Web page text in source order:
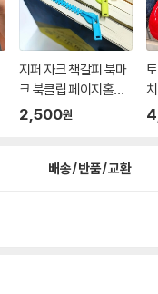
지퍼 자크 책갈피 북마
크 북클립 페이지홀더
독...
2,500원
배송/반품/교환